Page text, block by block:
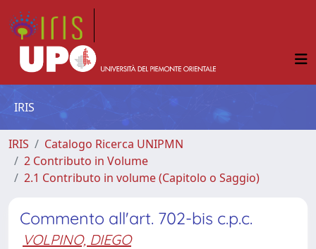
IRIS
IRIS
Catalogo Ricerca UNIPMN
2 Contributo in Volume
2.1 Contributo in volume (Capitolo o Saggio)
Commento all'art. 702-bis c.p.c.
VOLPINO, DIEGO